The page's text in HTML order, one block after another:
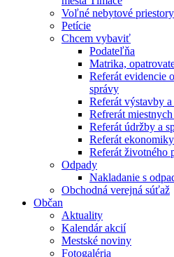
Voľné nebytové priestory
Petície
Chcem vybaviť
Podateľňa
Matrika,
Referát evidencie
správy
Referát výstavby
Refrerát
Referát údržby a
Referát
Referát životného
Odpady
Nakladanie s
Obchodná verejná súťaž
Občan
Aktuality
Kalendár akcií
Mestské noviny
Fotogaléria